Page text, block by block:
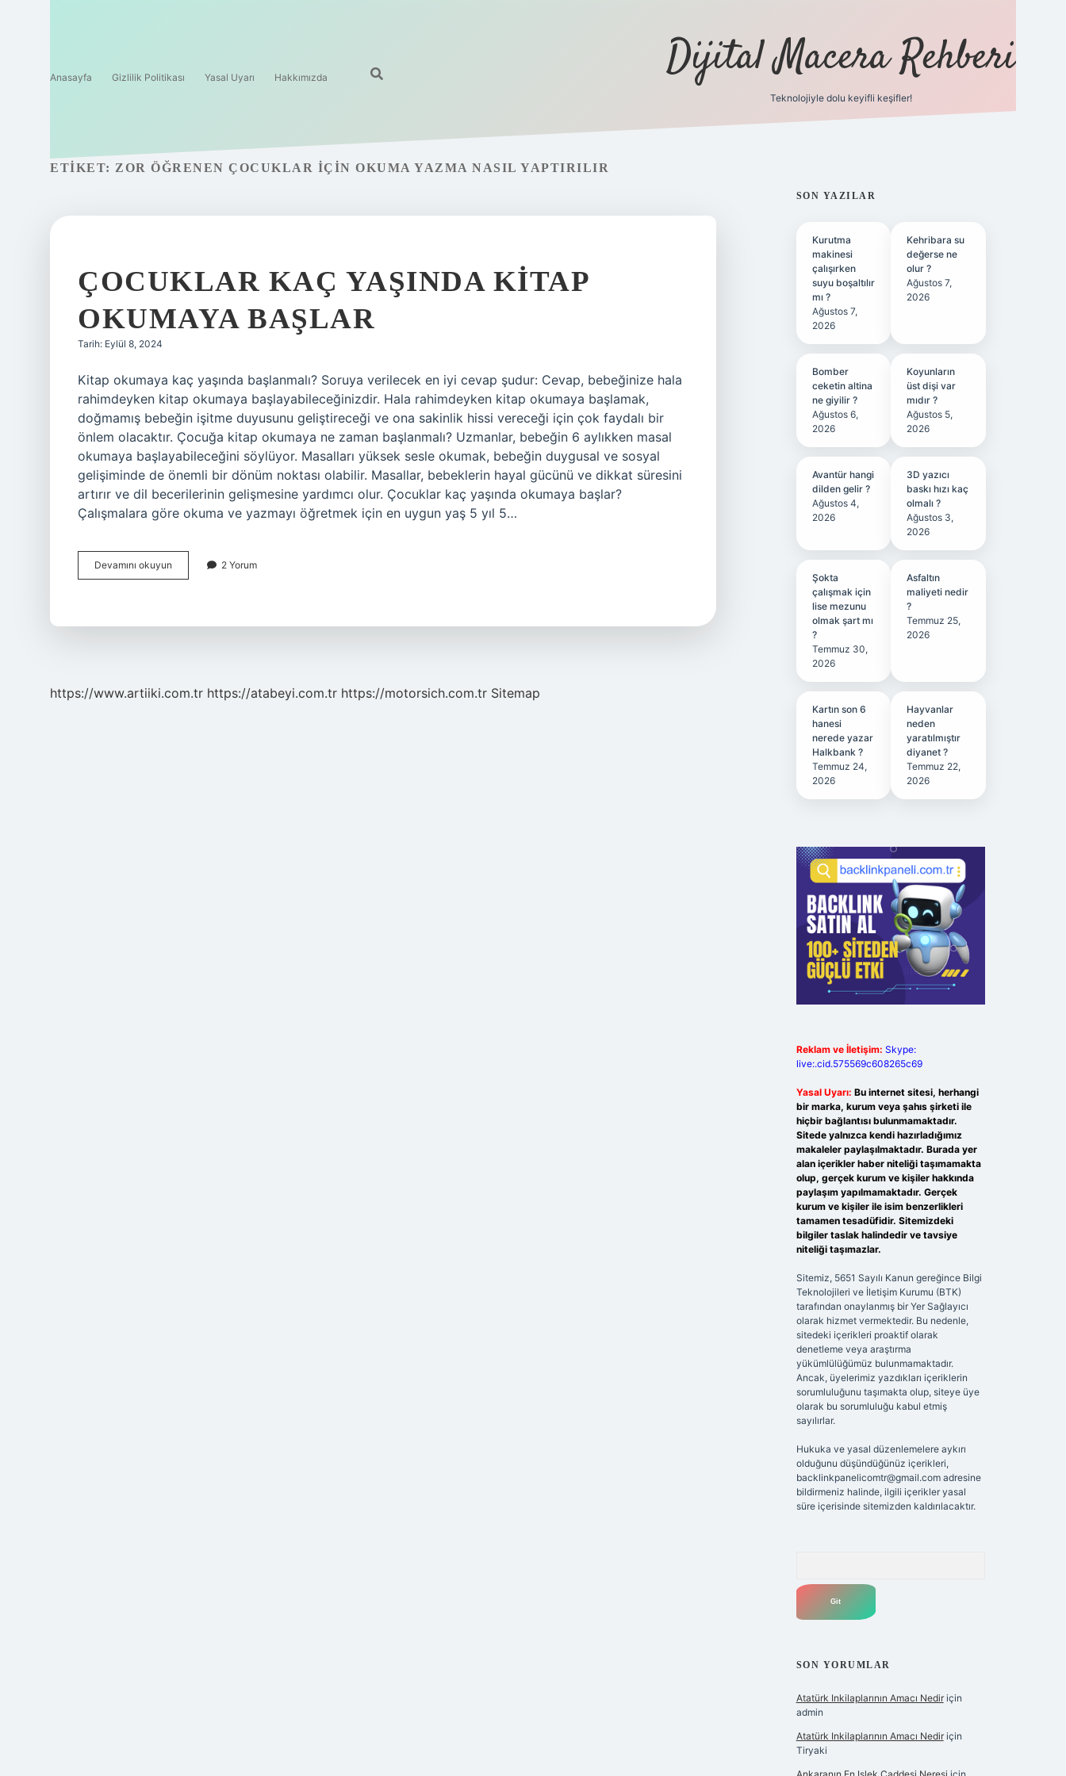
Anasayfa Gizlilik Politikası Yasal Uyarı Hakkımızda Dijital Macera Rehberi
Teknolojiyle dolu keyifli keşifler!
ETIKET: ZOR ÖĞRENEN ÇOCUKLAR IÇIN OKUMA YAZMA NASIL YAPTIRILIR
ÇOCUKLAR KAÇ YAŞINDA KITAP
OKUMAYA BAŞLAR
Tarih: Eylül 8, 2024
Kitap okumaya kaç yaşında başlanmalı? Soruya verilecek en iyi cevap şudur: Cevap, bebeğinize hala
rahimdeyken kitap okumaya başlayabileceğinizdir. Hala rahimdeyken kitap okumaya başlamak,
doğmamış bebeğin işitme duyusunu geliştireceği ve ona sakinlik hissi vereceği için çok faydalı bir
önlem olacaktır. Çocuğa kitap okumaya ne zaman başlanmalı? Uzmanlar, bebeğin 6 aylıkken masal
okumaya başlayabileceğini söylüyor. Masalları yüksek sesle okumak, bebeğin duygusal ve sosyal
gelişiminde de önemli bir dönüm noktası olabilir. Masallar, bebeklerin hayal gücünü ve dikkat süresini
artırır ve dil becerilerinin gelişmesine yardımcı olur. Çocuklar kaç yaşında okumaya başlar?
Çalışmalara göre okuma ve yazmayı öğretmek için en uygun yaş 5 yıl 5…
Devamını okuyun Çocuklar
Kaç
2 Yorum
https://www.artiiki.com.tr https://atabeyi.com.tr https://motorsich.com.tr Sitemap
SIDEBAR
SON YAZILAR
Kurutma
makinesi
çalışırken
suyu boşaltılır
mı ?
Ağustos 7,
2026
Kehribara su
değerse ne
olur ?
Ağustos 7,
2026
Bomber
ceketin altina
ne giyilir ?
Ağustos 6,
2026
Koyunların
üst dişi var
mıdır ?
Ağustos 5,
2026
Avantür hangi
dilden gelir ?
Ağustos 4,
2026
3D yazıcı
baskı hızı kaç
olmalı ?
Ağustos 3,
2026
Şokta
çalışmak için
lise mezunu
olmak şart mı
?
Temmuz 30,
2026
Asfaltın
maliyeti nedir
?
Temmuz 25,
2026
Kartın son 6
hanesi
nerede yazar
Halkbank ?
Temmuz 24,
2026
Hayvanlar
neden
yaratılmıştır
diyanet ?
Temmuz 22,
2026
Reklam ve İletişim: Skype:
live:.cid.575569c608265c69
Yasal Uyarı: Bu internet sitesi, herhangi
bir marka, kurum veya şahıs şirketi ile
hiçbir bağlantısı bulunmamaktadır.
Sitede yalnızca kendi hazırladığımız
makaleler paylaşılmaktadır. Burada yer
alan içerikler haber niteliği taşımamakta
olup, gerçek kurum ve kişiler hakkında
paylaşım yapılmamaktadır. Gerçek
kurum ve kişiler ile isim benzerlikleri
tamamen tesadüfidir. Sitemizdeki
bilgiler taslak halindedir ve tavsiye
niteliği taşımazlar.
Sitemiz, 5651 Sayılı Kanun gereğince Bilgi
Teknolojileri ve İletişim Kurumu (BTK)
tarafından onaylanmış bir Yer Sağlayıcı
olarak hizmet vermektedir. Bu nedenle,
sitedeki içerikleri proaktif olarak
denetleme veya araştırma
yükümlülüğümüz bulunmamaktadır.
Ancak, üyelerimiz yazdıkları içeriklerin
sorumluluğunu taşımakta olup, siteye üye
olarak bu sorumluluğu kabul etmiş
sayılırlar.
Hukuka ve yasal düzenlemelere aykırı
olduğunu düşündüğünüz içerikleri,
backlinkpanelicomtr@gmail.comadresine
bildirmeniz halinde, ilgili içerikler yasal
süre içerisinde sitemizden kaldırılacaktır.
SON YORUMLAR
Atatürk Inkilaplarının Amacı Nediriçin
admin
Atatürk Inkilaplarının Amacı Nediriçin
Tiryaki